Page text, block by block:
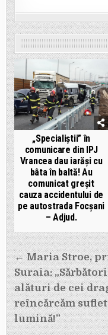
„Specialiștii” în
comunicare din IPJ
Vrancea dau iarăși cu
bâta în baltă! Au
comunicat greșit
cauza accidentului de
pe autostrada Focșani
– Adjud.
Navigare
în
articole
← Maria Stroe,
Suraia:
alături de cei
reîncărcăm
lumină!”